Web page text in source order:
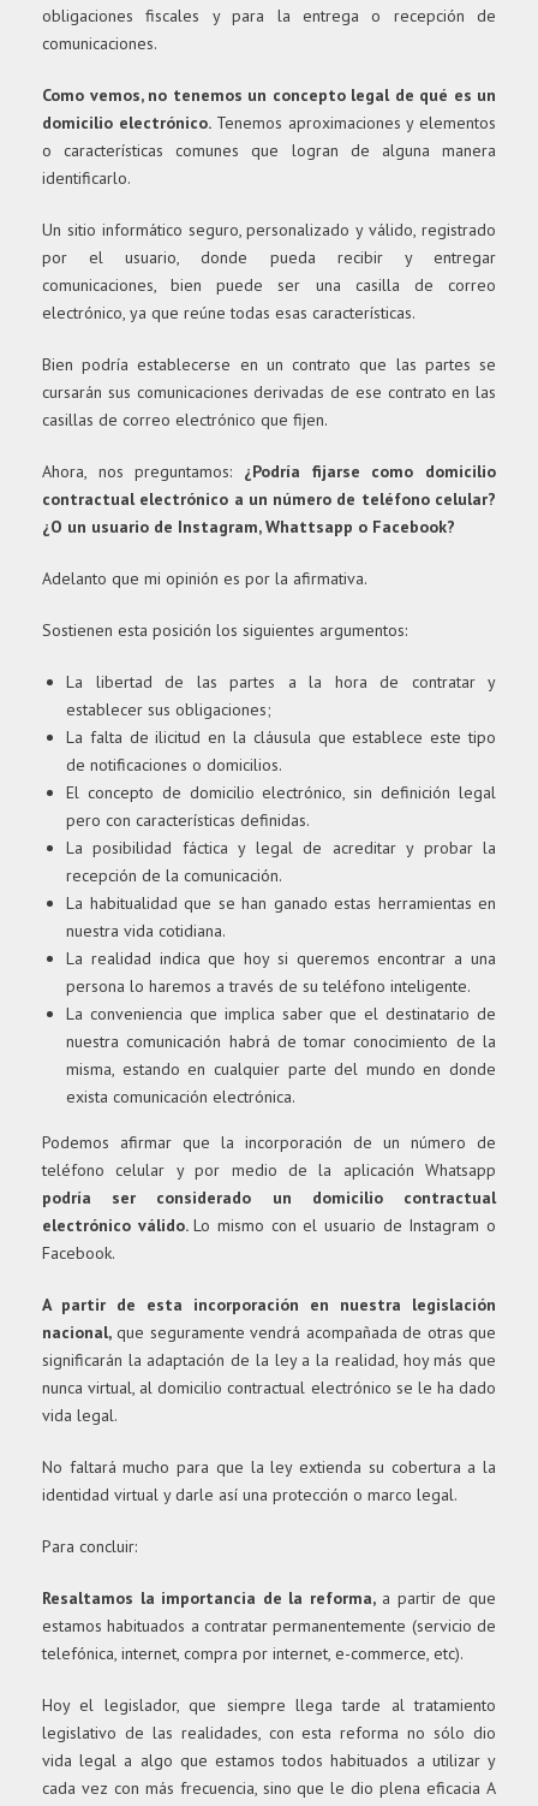
obligaciones fiscales y para la entrega o recepción de
comunicaciones.
Como vemos, no tenemos un concepto legal de qué es un
domicilio electrónico.Tenemos aproximaciones y elementos
o características comunes que logran de alguna manera
identificarlo.
Un sitio informático seguro, personalizado y válido, registrado
por el usuario, donde pueda recibir y entregar
comunicaciones, bien puede ser una casilla de correo
electrónico, ya que reúne todas esas características.
Bien podría establecerse en un contrato que las partes se
cursarán sus comunicaciones derivadas de ese contrato en las
casillas de correo electrónico que fijen.
Ahora, nos preguntamos: ¿Podría fijarse como domicilio
contractual electrónico a un número de teléfono celular?
¿O un usuario de Instagram, Whattsapp o Facebook?
Adelanto que mi opinión es por la afirmativa.
Sostienen esta posición los siguientes argumentos:
La libertad de las partes a la hora de contratar y
establecer sus obligaciones;
La falta de ilicitud en la cláusula que establece este tipo
de notificaciones o domicilios.
El concepto de domicilio electrónico, sin definición legal
pero con características definidas.
La posibilidad fáctica y legal de acreditar y probar la
recepción de la comunicación.
La habitualidad que se han ganado estas herramientas en
nuestra vida cotidiana.
La realidad indica que hoy si queremos encontrar a una
persona lo haremos a través de su teléfono inteligente.
La conveniencia que implica saber que el destinatario de
nuestra comunicación habrá de tomar conocimiento de la
misma, estando en cualquier parte del mundo en donde
exista comunicación electrónica.
Podemos afirmar que la incorporación de un número de
teléfono celular y por medio de la aplicación Whatsapp
podría ser considerado un domicilio contractual
electrónico válido.Lo mismo con el usuario de Instagram o
Facebook.
A partir de esta incorporación en nuestra legislación
nacional, que seguramente vendrá acompañada de otras que
significarán la adaptación de la ley a la realidad, ​ hoy más que
nunca virtual, al domicilio contractual electrónico se le ha dado
vida legal.
No faltará mucho para que la ley extienda su cobertura a la
identidad virtual y darle así una protección o marco legal.
Para concluir​:
Resaltamos la importancia de la reforma,a partir de que
estamos habituados a contratar permanentemente (servicio de
telefónica, internet, compra por internet, e-commerce, etc).
Hoy el legislador, que siempre llega tarde al tratamiento
legislativo de las realidades, con esta reforma no sólo dio
vida legal a algo que estamos todos habituados a utilizar y
cada vez con más frecuencia, sino que le dio plena eficacia A